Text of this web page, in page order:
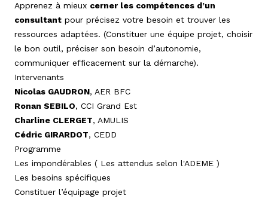
Apprenez à mieux cerner les compétences d’un
consultant pour précisez votre besoin et trouver les
ressources adaptées. (Constituer une équipe projet, choisir
le bon outil, préciser son besoin d’autonomie,
communiquer efficacement sur la démarche).
Intervenants
Nicolas GAUDRON, AER BFC
Ronan SEBILO, CCI Grand Est
Charline CLERGET, AMULIS
Cédric GIRARDOT, CEDD
Programme
Les impondérables ( Les attendus selon l'ADEME )
Les besoins spécifiques
Constituer l’équipage projet